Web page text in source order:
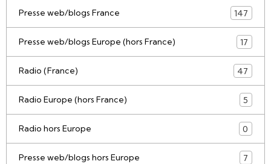
Presse web/blogs France 147
Presse web/blogs Europe (hors France) 17
Radio (France) 47
Radio Europe (hors France) 5
Radio hors Europe 0
Presse web/blogs hors Europe 7